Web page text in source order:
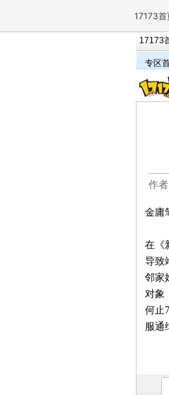
17173首
17173
专区
作
金庸
在《
导致
邻家
对象
何止
服通